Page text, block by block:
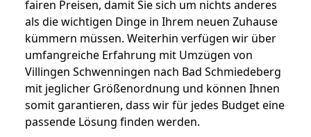
fairen Preisen, damit Sie sich um nichts anderes
als die wichtigen Dinge in Ihrem neuen Zuhause
kümmern müssen. Weiterhin verfügen wir über
umfangreiche Erfahrung mit Umzügen von
Villingen Schwenningen nach Bad Schmiedeberg
mit jeglicher Größenordnung und können Ihnen
somit garantieren, dass wir für jedes Budget eine
passende Lösung finden werden.